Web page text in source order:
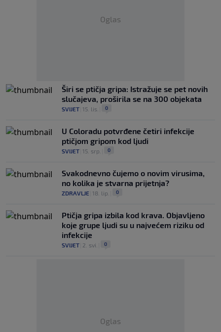
Oglas
Širi se ptičja gripa: Istražuje se pet novih
slučajeva, proširila se na 300 objekata
SVIJET 15. lis. 0
U Coloradu potvrđene četiri infekcije
ptičjom gripom kod ljudi
SVIJET 15. srp. 0
Svakodnevno čujemo o novim virusima,
no kolika je stvarna prijetnja?
ZDRAVLJE 18. lip. 0
Ptičja gripa izbila kod krava. Objavljeno
koje grupe ljudi su u najvećem riziku od
infekcije
SVIJET 2. svi. 0
Oglas